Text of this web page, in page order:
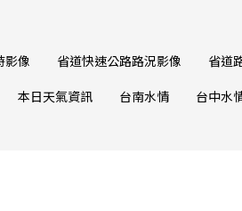
影像 省道快速公路路況影像
省道
本日天氣資訊 台南水情
台中水